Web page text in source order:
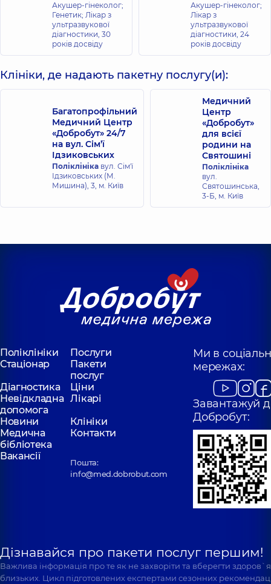
Акушер-гінеколог;
Генетик; Лікар з
ультразвукової
діагностики, 30
років досвіду
Акушер-гінеколог;
Лікар з
ультразвукової
діагностики, 24
років досвіду
Клініки, де надають пакетну послугу(и):
Багатопрофільний
Медичний Центр
«Добробут» 24/7
на вул. Сім’ї
Ідзиковських
Поліклініка вул. Сім'ї
Ідзиковських (М.
Мишина), 3, м. Київ
Медичний
Центр
«Добробут»
для всієї
родини на
Святошині
Поліклініка
вул.
Святошинська,
3-Б, м. Київ
Поліклініки
Послуги
Стаціонар
Пакети
послуг
Діагностика
Ціни
Невідкладна
допомога
Лікарі
Новини
Клініки
Медична
бібліотека
Контакти
Вакансії
Пошта:
info@med.dobrobut.com
Ми в
мережах:
Завантажуй
Добробут:
Дізнавайся про пакети послуг першим!
Важлива інформація про те як не захворіти та вберегти
близьких. Цикл підготовлених експертами сезонних